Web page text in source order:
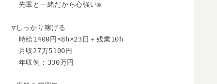
先輩と一緒だから心強い◎
▽しっかり稼げる
時給1400円×8h×23日＋残業10h
月収27万5100円
年収例：330万円